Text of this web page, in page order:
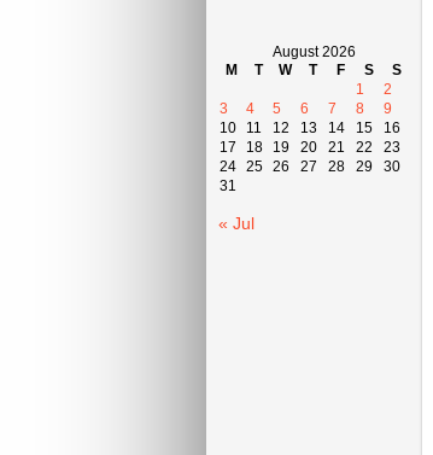
August 2026
M
T W T F S
S
1
2
3
4 5 6 7 8
9
10
11 12 13 14 15
16
17
18 19 20 21 22
23
24 25 26 27 28 29
30
31
« Jul